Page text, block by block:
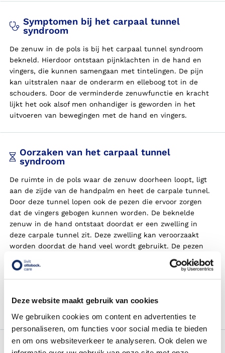
Deze website maakt gebruik van cookies
We gebruiken cookies om content en advertenties te
personaliseren, om functies voor social media te bieden
en om ons websiteverkeer te analyseren. Ook delen we
Symptomen bij het carpaal tunnel
syndroom
De zenuw in de pols is bij het carpaal tunnel syndroom
bekneld. Hierdoor ontstaan pijnklachten in de hand en
vingers, die kunnen samengaan met tintelingen. De pijn
kan uitstralen naar de onderarm enelleboogtot in de
schouders. Door de verminderde zenuwfunctie en kracht
lijkt het ook alsof men onhandiger is geworden in het
uitvoeren van bewegingen met de hand en vingers.
Oorzaken van het carpaal tunnel
syndroom
De ruimte in de pols waar de zenuw doorheen loopt, ligt
aan de zijde van de handpalm en heet de carpale tunnel.
Door deze tunnel lopen ook de pezen die ervoor zorgen
dat de vingers gebogen kunnen worden. De beknelde
zenuw in de hand ontstaat doordat er een zwelling in
deze carpale tunnel zit. Deze zwelling kan veroorzaakt
worden doordat de hand veel wordt gebruikt. De pezen
die in de carpaal tunnel liggen kunnen dan geïrriteerd
raken. Ook kan er een zwelling ontstaat door een ongeluk,
waarbij de pols beschadigd raakt. Verder kan men CTS
een zwangerschap of door bepaalde aandoeningen, zoals
aan de schildklier of diabetes.
Behandeling bij het carpaal tunnel